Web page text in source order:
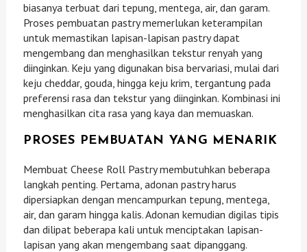
biasanya terbuat dari tepung, mentega, air, dan garam.
Proses pembuatan pastry memerlukan keterampilan
untuk memastikan lapisan-lapisan pastry dapat
mengembang dan menghasilkan tekstur renyah yang
diinginkan. Keju yang digunakan bisa bervariasi, mulai dari
keju cheddar, gouda, hingga keju krim, tergantung pada
preferensi rasa dan tekstur yang diinginkan. Kombinasi ini
menghasilkan cita rasa yang kaya dan memuaskan.
PROSES PEMBUATAN YANG MENARIK
Membuat Cheese Roll Pastry membutuhkan beberapa
langkah penting. Pertama, adonan pastry harus
dipersiapkan dengan mencampurkan tepung, mentega,
air, dan garam hingga kalis. Adonan kemudian digilas tipis
dan dilipat beberapa kali untuk menciptakan lapisan-
lapisan yang akan mengembang saat dipanggang.